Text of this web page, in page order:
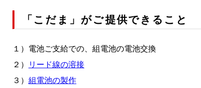
「こだま」がご提供できること
１）電池ご支給での、組電池の電池交換
２）
リード線の溶接
３） 組電池の製作